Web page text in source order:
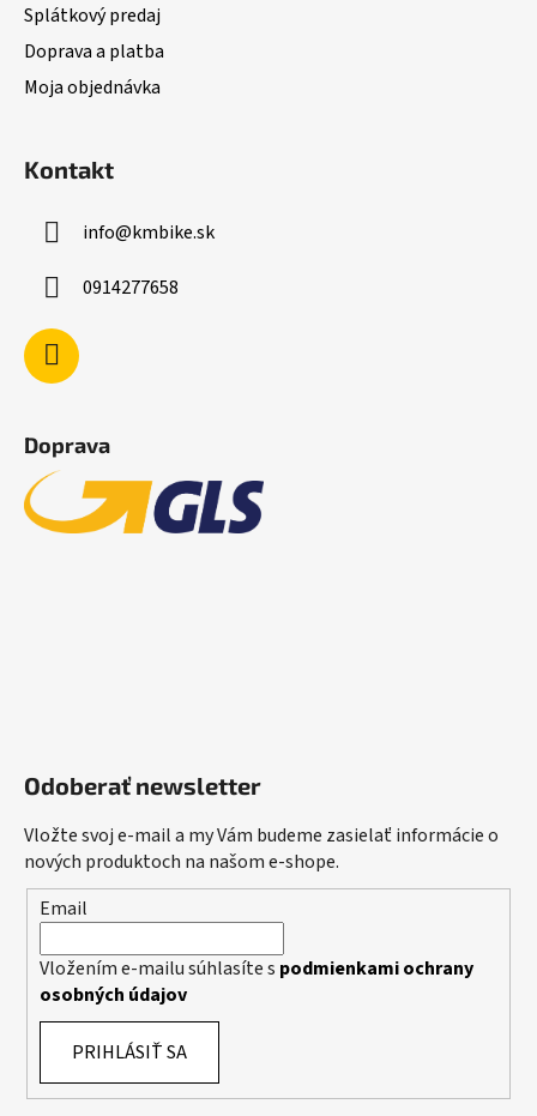
Splátkový predaj
Doprava a platba
Moja objednávka
Kontakt
info@kmbike.sk
0914277658
Doprava
Odoberať newsletter
Vložte svoj e-mail a my Vám budeme zasielať informácie o
nových produktoch na našom e-shope.
Email
Vložením e-mailu súhlasíte s podmienkami ochrany
osobných údajov
PRIHLÁSIŤ SA